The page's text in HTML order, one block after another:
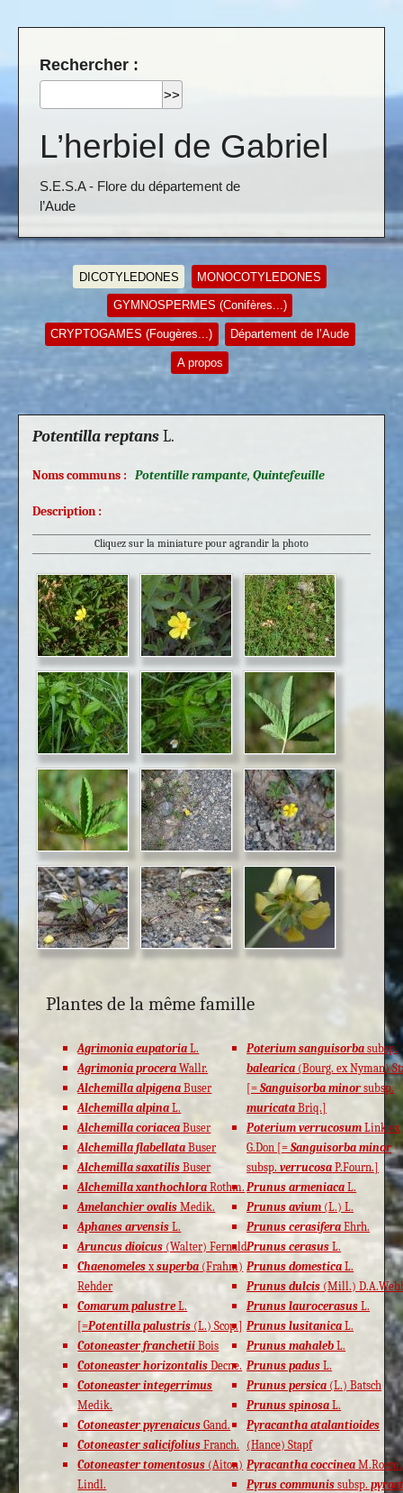
Rechercher :
L’herbiel de Gabriel
S.E.S.A - Flore du département de
l’Aude
DICOTYLEDONES MONOCOTYLEDONES
GYMNOSPERMES (Conifères...)
CRYPTOGAMES (Fougères...) Département de l’Aude
A propos
Potentilla reptansL.
Noms communs : Potentille rampante, Quintefeuille
Description :
Cliquez sur la miniature pour agrandir la photo
Plantes de la même famille
Agrimonia eupatoria L.
Agrimonia procera Wallr.
Alchemilla alpigena Buser
Alchemilla alpina L.
Alchemilla coriacea Buser
Alchemilla flabellata Buser
Alchemilla saxatilis Buser
Alchemilla xanthochlora Rothm.
Amelanchier ovalis Medik.
Aphanes arvensis L.
Aruncus dioicus (Walter) Fernald
Chaenomelesxsuperba (Frahm)
Rehder
Comarum palustreL.
[=Potentilla palustris (L.) Scop.]
Cotoneaster franchetii Bois
Cotoneaster horizontalis Decne.
Cotoneaster integerrimus
Medik.
Cotoneaster pyrenaicus Gand.
Cotoneaster salicifolius Franch.
Cotoneaster tomentosus (Aiton)
Lindl.
Poterium sanguisorbasubsp.
balearica (Bourg. ex Nyman)
[=Sanguisorba minorsubsp.
muricata Briq.]
Poterium verrucosum Link ex
G.Don [=Sanguisorba minor
subsp. verrucosa P.Fourn.]
Prunus armeniaca L.
Prunus avium (L.) L.
Prunus cerasifera Ehrh.
Prunus cerasus L.
Prunus domestica L.
Prunus dulcis (Mill.)
Prunus laurocerasus L.
Prunus lusitanica L.
Prunus mahaleb L.
Prunus padus L.
Prunus persica (L.) Batsch
Prunus spinosa L.
Pyracantha atalantioides
(Hance) Stapf
Pyracantha coccinea M.Roem.
Pyrus communissubsp.